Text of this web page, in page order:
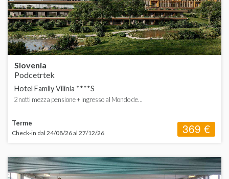
Slovenia
Podcetrtek
Hotel Family Vilinia ****S
2 notti mezza pensione + ingresso al Mondo de...
Terme
Check-in dal 24/08/26 al 27/12/26 369 €